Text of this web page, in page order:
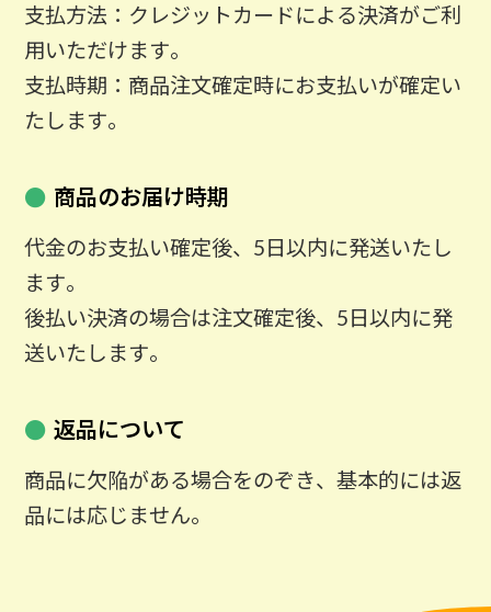
支払方法：クレジットカードによる決済がご利
用いただけます。
支払時期：商品注文確定時にお支払いが確定い
たします。
商品のお届け時期
代金のお支払い確定後、5日以内に発送いたし
ます。
後払い決済の場合は注文確定後、5日以内に発
送いたします。
返品について
商品に欠陥がある場合をのぞき、基本的には返
品には応じません。